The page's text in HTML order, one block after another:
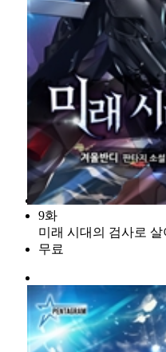
9화
미래 시대의 검사로
무료